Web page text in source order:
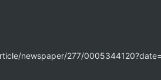
newspaper/277/